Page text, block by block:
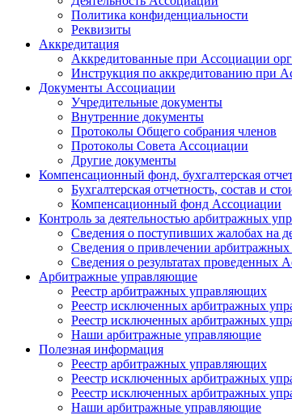
Политика конфиденциальности
Реквизиты
Аккредитация
Аккредитованные при Ассоциации
Инструкция по аккредитованию при
Документы Ассоциации
Учредительные документы
Внутренние документы
Протоколы Общего собрания членов
Протоколы Совета Ассоциации
Другие документы
Компенсационный фонд, бухгалтерская
Бухгалтерская отчетность, состав и
Компенсационный фонд Ассоциации
Контроль за деятельностью арбитражных
Сведения о поступивших жалобах на
Сведения о привлечении
Сведения о результатах проведенных
Арбитражные управляющие
Реестр арбитражных управляющих
Реестр исключенных арбитражных
Реестр исключенных арбитражных
Наши арбитражные управляющие
Полезная информация
Реестр арбитражных управляющих
Реестр исключенных арбитражных
Реестр исключенных арбитражных
Наши арбитражные управляющие